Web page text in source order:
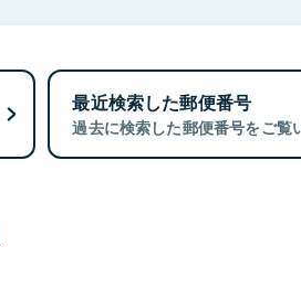
最近検索した郵便番号
過去に検索した郵便番号をご覧